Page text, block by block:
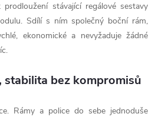
stávající regálové sestavy
Sdílí s ním společný boční rám,
ekonomické a nevyžaduje žádné
stabilita bez kompromisů
Rámy a police do sebe jednoduše